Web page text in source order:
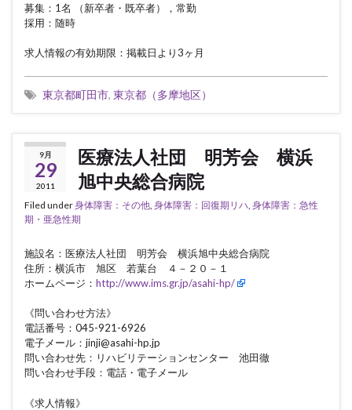
募集：1名 （新卒者・既卒者），常勤
採用：随時
求人情報の有効期限：掲載日より3ヶ月
東京都町田市, 東京都（多摩地区）
9月
29
2011
医療法人社団 明芳会 横浜
旭中央総合病院
Filed under身体障害：その他, 身体障害：回復期リハ, 身体障害：急性
期・亜急性期
施設名：医療法人社団 明芳会 横浜旭中央総合病院
住所：横浜市 旭区 若葉台 ４－２０－１
ホームページ： http://www.ims.gr.jp/asahi-hp/
《問い合わせ方法》
電話番号：045-921-6926
電子メール：jinji@asahi-hp.jp
問い合わせ先：リハビリテーションセンター 池田徹
問い合わせ手段：電話・電子メール
《求人情報》